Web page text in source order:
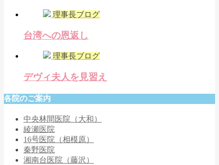
理事長ブログ
台湾への恩返し
理事長ブログ
デヴィ夫人を見習え
各院のご案内
中央林間医院（大和）
綾瀬医院
16号医院（相模原）
秦野医院
湘南台医院（藤沢）